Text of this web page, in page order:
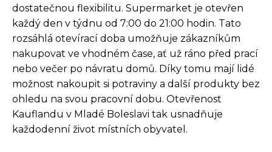
dostatečnou flexibilitu. Supermarket je otevřen
každý den v týdnu od 7:00 do 21:00 hodin. Tato
rozsáhlá otevírací doba umožňuje zákazníkům
nakupovat ve vhodném čase, ať už ráno před prací
nebo večer po návratu domů. Díky tomu mají lidé
možnost nakoupit si potraviny a další produkty bez
ohledu na svou pracovní dobu. Otevřenost
Kauflandu v Mladé Boleslavi tak usnadňuje
každodenní život místních obyvatel.